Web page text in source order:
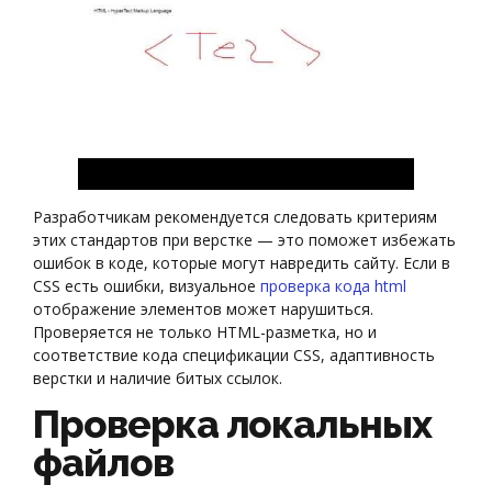
Разработчикам рекомендуется следовать критериям
этих стандартов при верстке — это поможет избежать
ошибок в коде, которые могут навредить сайту. Если в
CSS есть ошибки, визуальное проверка кода html
отображение элементов может нарушиться.
Проверяется не только HTML-разметка, но и
соответствие кода спецификации CSS, адаптивность
верстки и наличие битых ссылок.
Проверка локальных
файлов